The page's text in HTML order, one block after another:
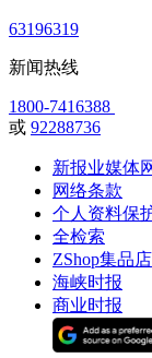
63196319
新闻热线
1800-7416388
或 92288736
新报业媒体
网络条款
个人资料保
全检索
ZShop集品店
海峡时报
商业时报